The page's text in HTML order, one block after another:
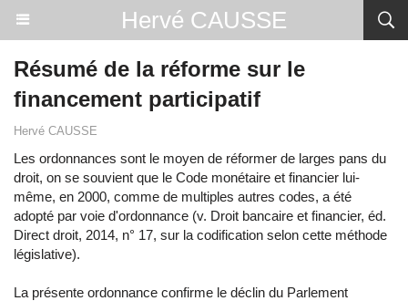
Hervé CAUSSE
Résumé de la réforme sur le
financement participatif
Hervé CAUSSE
Les ordonnances sont le moyen de réformer de larges pans du
droit, on se souvient que le Code monétaire et financier lui-
même, en 2000, comme de multiples autres codes, a été
adopté par voie d'ordonnance (v. Droit bancaire et financier, éd.
Direct droit, 2014, n° 17, sur la codification selon cette méthode
législative).
La présente ordonnance confirme le déclin du Parlement